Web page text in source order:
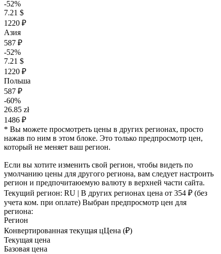
-52%
7.21 $
1220 ₽
Азия
587 ₽
-52%
7.21 $
1220 ₽
Польша
587 ₽
-60%
26.85 zł
1486 ₽
* Вы можете просмотреть цены в других регионах, просто
нажав по ним в этом блоке. Это только предпросмотр цен,
который не меняет ваш регион.
Если вы хотите изменить свой регион, чтобы видеть по
умолчанию цены для другого региона, вам следует настроить
регион и предпочитаюемую валюту в верхней части сайта.
Текущий регион: RU | В других регионах цена от 354 ₽ (без
учета ком. при оплате) Выбран предпросмотр цен для
региона:
Регион
Конвертированная текущая цЦена (₽)
Текущая цена
Базовая цена